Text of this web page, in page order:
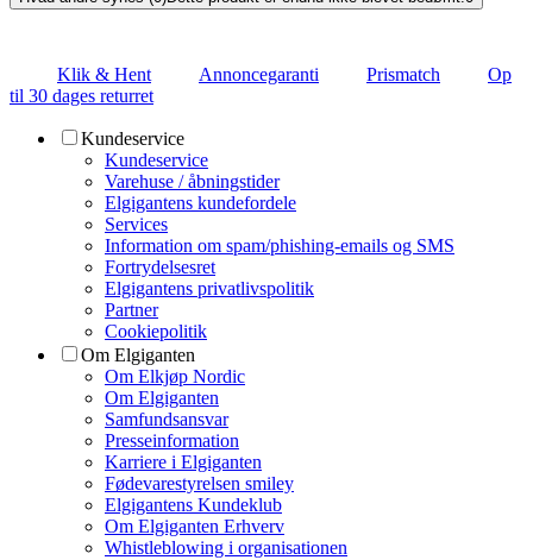
Klik & Hent Annoncegaranti Prismatch
Op
til 30 dages returret
Kundeservice
Kundeservice
Varehuse / åbningstider
Elgigantens kundefordele
Services
Information om spam/phishing-emails og SMS
Fortrydelsesret
Elgigantens privatlivspolitik
Partner
Cookiepolitik
Om Elgiganten
Om Elkjøp Nordic
Om Elgiganten
Samfundsansvar
Presseinformation
Karriere i Elgiganten
Fødevarestyrelsen smiley
Elgigantens Kundeklub
Om Elgiganten Erhverv
Whistleblowing i organisationen